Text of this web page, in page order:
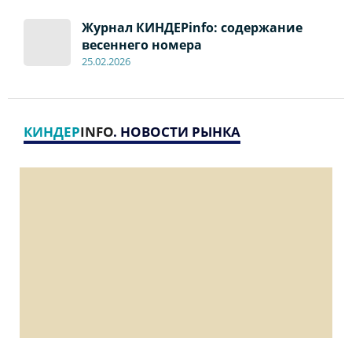
Журнал КИНДЕРinfo: содержание
весеннего номера
25.02.2026
КИНДЕРINFO. НОВОСТИ РЫНКА